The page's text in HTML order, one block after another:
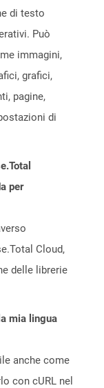
di testo
Può
immagini,
grafici,
pagine,
di
per
Cloud,
delle librerie
mia lingua
anche come
con cURL nel